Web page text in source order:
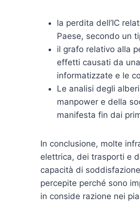
la perdita dell’IC
Paese, secondo un
il grafo relativo alla
effetti causati da
informatizzate e le
Le analisi degli
manpower e della
manifesta fin dai
In conclusione, molte
elettrica, dei trasporti e
capacità di
percepite perché sono
in conside razione nei